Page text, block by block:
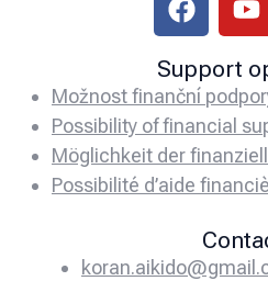
Support
Možnost finanční
Possibility of financial
Möglichkeit der
Possibilité d’aide